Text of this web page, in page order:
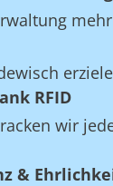
RFID
wir
&